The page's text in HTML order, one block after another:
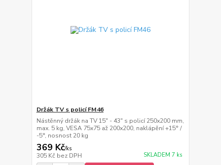
Držák TV s policí FM46
Nástěnný držák na TV 15" - 43" s policí 250x200 mm,
max. 5 kg, VESA 75x75 až 200x200, naklápění +15° /
-5°, nosnost 20 kg
369 Kč/ks
305 Kč bez DPH SKLADEM 7 ks